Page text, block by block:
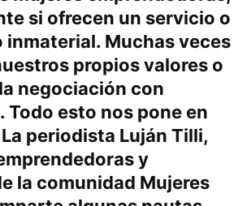
si ofrecen un servicio o
inmaterial. Muchas veces
propios valores o
negociación con
Todo esto nos pone en
periodista Luján Tilli,
y
la comunidad Mujeres